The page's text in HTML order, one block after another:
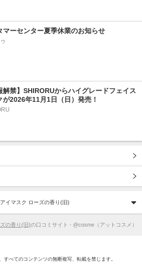
マーセンター夏季休業のお知らせ
解禁】SHIRORUからハイグレードフェイス
が2026年11月1日（日）発売！
イマスク ローズの香り(旧)
の香り(旧)の口コミサイト - @cosme（アットコスメ）
すべてのコンテンツの無断複写、転載を禁じます。